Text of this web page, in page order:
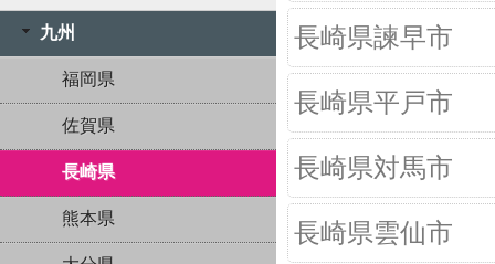
九州
福岡県
佐賀県
長崎県
熊本県
長崎県諫早市
長崎県平戸市
長崎県対馬市
長崎県雲仙市